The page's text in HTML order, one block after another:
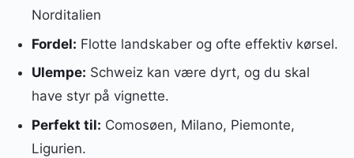
Norditalien
Fordel: Flotte landskaber og ofte effektiv kørsel.
Ulempe: Schweiz kan være dyrt, og du skal
have styr på vignette.
Perfekt til: Comosøen, Milano, Piemonte,
Ligurien.